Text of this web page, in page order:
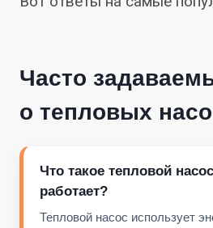
Часто
о тепловых
Что такое тепловой
работает?
Тепловой насос использует